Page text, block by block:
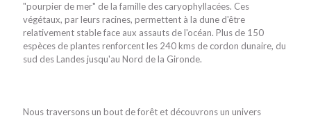
"pourpier de mer" de la famille des caryophyllacées. Ces
végétaux, par leurs racines, permettent à la dune d'être
relativement stable face aux assauts de l'océan. Plus de 150
espèces de plantes renforcent les 240 kms de cordon dunaire, du
sud des Landes jusqu'au Nord de la Gironde.
Nous traversons un bout de forêt et découvrons un univers